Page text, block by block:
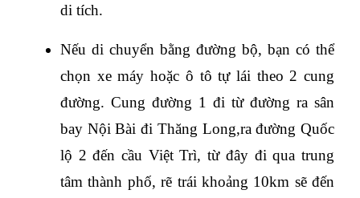
di tích.
Nếu di chuyển bằng đường bộ, bạn có thể
chọn xe máy hoặc ô tô tự lái theo 2 cung
đường. Cung đường 1 đi từ đường ra sân
bay Nội Bài đi Thăng Long,ra đường Quốc
lộ 2 đến cầu Việt Trì, từ đây đi qua trung
tâm thành phố, rẽ trái khoảng 10km sẽ đến